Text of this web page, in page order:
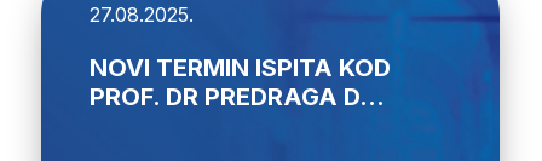
27.08.2025.
NOVI TERMIN ISPITA KOD
PROF. DR PREDRAGA D...